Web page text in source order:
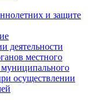
и защите
деятельности
местного
осуществлении